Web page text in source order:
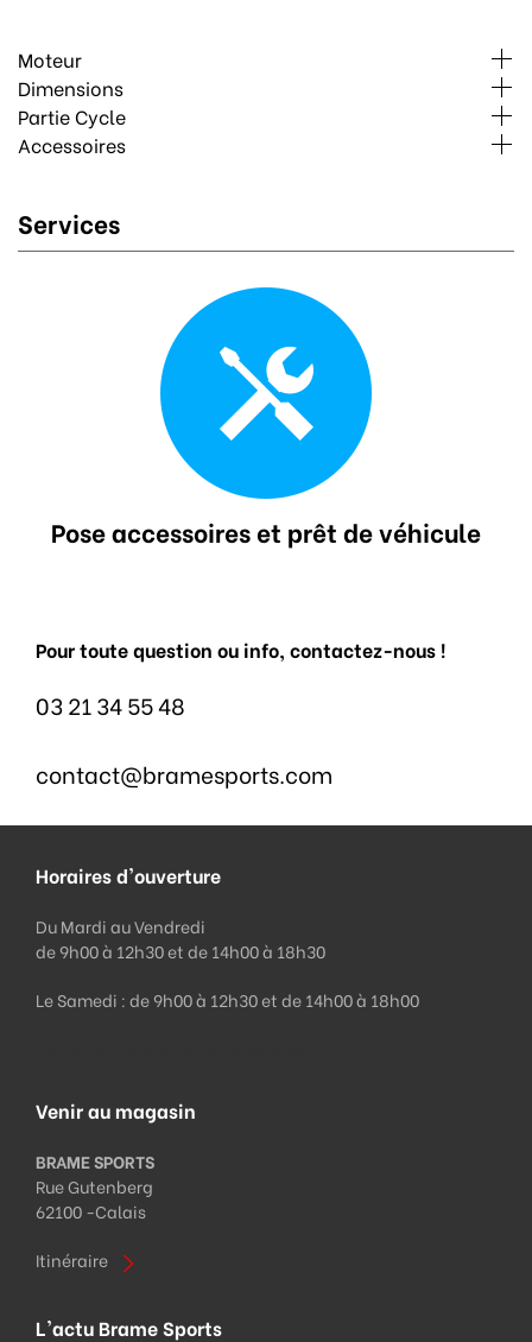
Moteur
Dimensions
Partie Cycle
Accessoires
Services
Pose accessoires et prêt de véhicule
Pour toute question ou info, contactez-nous !
03 21 34 55 48
contact@bramesports.com
Horaires d'ouverture
Du Mardi au Vendredi
de 9h00 à 12h30 et de 14h00 à 18h30
Le Samedi : de 9h00 à 12h30 et de 14h00 à 18h00
Venir au magasin
BRAME SPORTS
Rue Gutenberg
62100 -Calais
Itinéraire
L'actu Brame Sports